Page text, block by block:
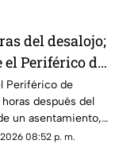
del desalojo;
el Periférico de
bloqueo y
de
Periférico de
horas después del
un asentamiento,
protestas,
08:52 p. m.